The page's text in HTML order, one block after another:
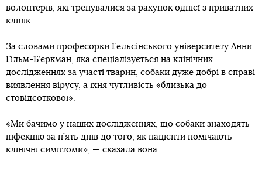
волонтерів, які тренувалися за рахунок однієї з приватних
клінік.
За словами професорки Гельсінського університету Анни
Гільм-Б’єркман, яка спеціалізується на клінічних
дослідженнях за участі тварин, собаки дуже добрі в справі
виявлення вірусу, а їхня чутливість «близька до
стовідсоткової».
«Ми бачимо у наших дослідженнях, що собаки знаходять
інфекцію за п’ять днів до того, як пацієнти помічають
клінічні симптоми», — сказала вона.